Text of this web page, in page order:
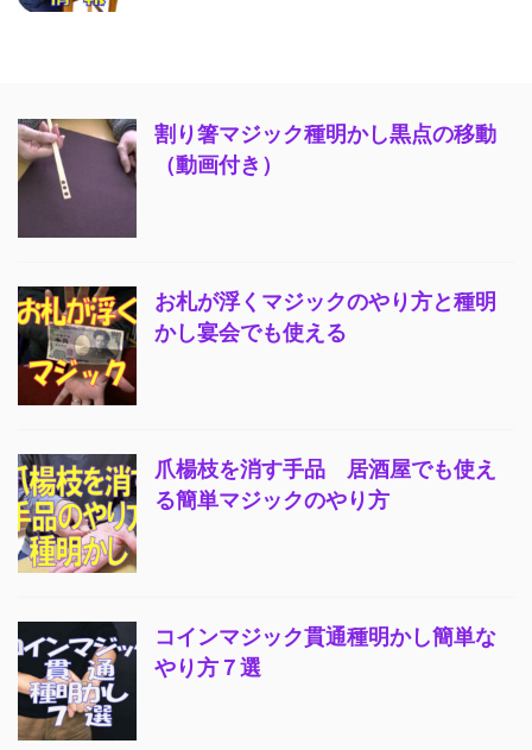
割り箸マジック種明かし黒点の移動
（動画付き）
お札が浮くマジックのやり方と種明
かし宴会でも使える
爪楊枝を消す手品 居酒屋でも使え
る簡単マジックのやり方
コインマジック貫通種明かし簡単な
やり方７選